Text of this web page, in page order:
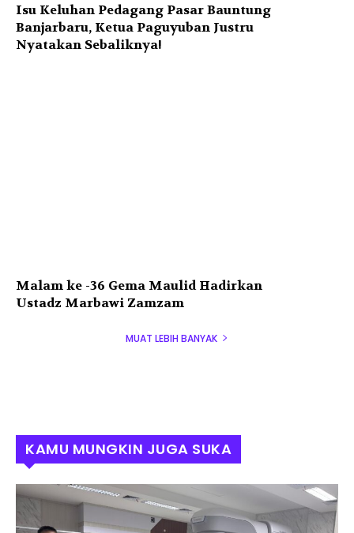
Isu Keluhan Pedagang Pasar Bauntung
Banjarbaru, Ketua Paguyuban Justru
Nyatakan Sebaliknya!
Malam ke -36 Gema Maulid Hadirkan
Ustadz Marbawi Zamzam
MUAT LEBIH BANYAK
KAMU MUNGKIN JUGA SUKA